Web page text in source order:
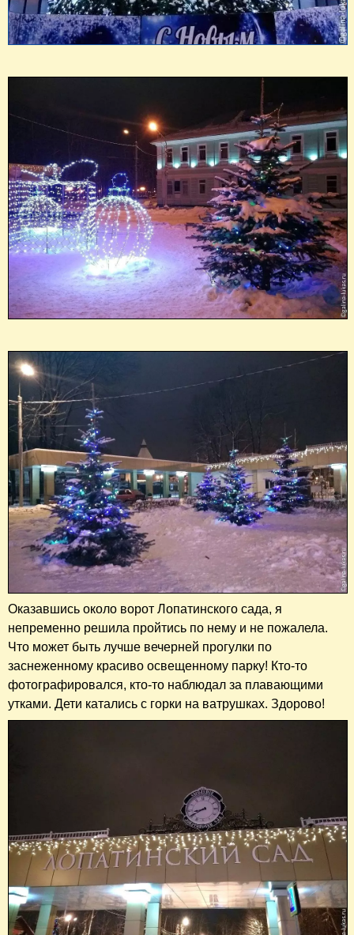
Оказавшись около ворот Лопатинского сада, я
непременно решила пройтись по нему и не пожалела.
Что может быть лучше вечерней прогулки по
заснеженному красиво освещенному парку! Кто-то
фотографировался, кто-то наблюдал за плавающими
утками. Дети катались с горки на ватрушках. Здорово!